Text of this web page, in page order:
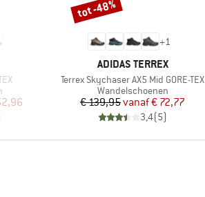
prijs
+1
MERK
ADIDAS TERREX
Artikel
Terrex Skychaser AX5 Mid GORE-TEX
Productgroep
Wandelschoenen
Prijs
€ 139,95 Verlaagde prijs
vanaf€ 72,77
3,4(5)
Korting
tot -48%